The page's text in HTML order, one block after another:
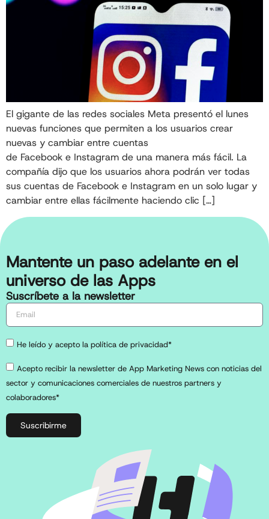
El gigante de las redes sociales Meta presentó el lunes
nuevas funciones que permiten a los usuarios crear
nuevas y cambiar entre cuentas
de Facebook e Instagram de una manera más fácil. La
compañía dijo que los usuarios ahora podrán ver todas
sus cuentas de Facebook e Instagram en un solo lugar y
cambiar entre ellas fácilmente haciendo clic […]
Mantente un paso adelante en el
universo de las Apps
Suscríbete a la newsletter
He leído y acepto la política de privacidad*
Acepto recibir la newsletter de App Marketing News con noticias del
sector y comunicaciones comerciales de nuestros partners y
colaboradores*
Suscribirme